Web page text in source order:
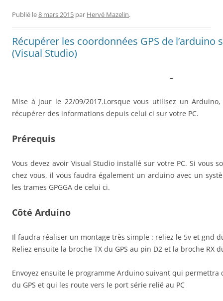
Publié le8 mars 2015 par Hervé Mazelin.
Récupérer les coordonnées GPS de l’arduino
(Visual Studio)
–
Mise à jour le 22/09/2017.Lorsque vous utilisez un
récupérer des informations depuis celui ci sur votre PC.
Prérequis
Vous devez avoir Visual Studio installé sur votre PC. Si vous
chez vous, il vous faudra également un arduino avec un
les trames GPGGA de celui ci.
Côté Arduino
Il faudra réaliser un montage très simple : reliez le 5v et gnd
Reliez ensuite la broche TX du GPS au pin D2 et la broche RX
Envoyez ensuite le programme Arduino suivant qui permettra
du GPS et qui les route vers le port série relié au PC